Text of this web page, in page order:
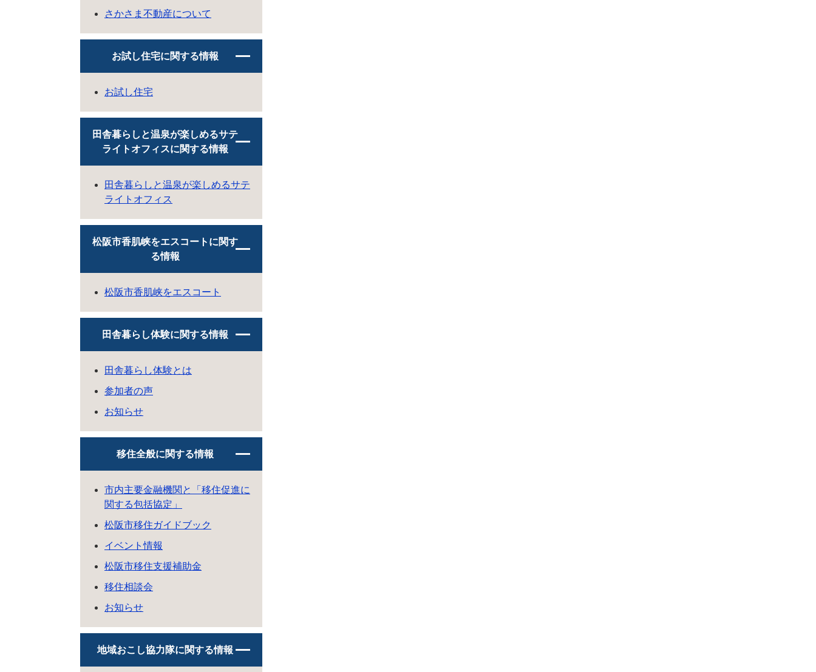
さかさま不動産について
お試し住宅に関する情報
お試し住宅
田舎暮らしと温泉が楽しめるサテ
ライトオフィスに関する情報
田舎暮らしと温泉が楽しめるサテ
ライトオフィス
松阪市香肌峡をエスコートに関す
る情報
松阪市香肌峡をエスコート
田舎暮らし体験に関する情報
田舎暮らし体験とは
参加者の声
お知らせ
移住全般に関する情報
市内主要金融機関と「移住促進に
関する包括協定」
松阪市移住ガイドブック
イベント情報
松阪市移住支援補助金
移住相談会
お知らせ
地域おこし協力隊に関する情報